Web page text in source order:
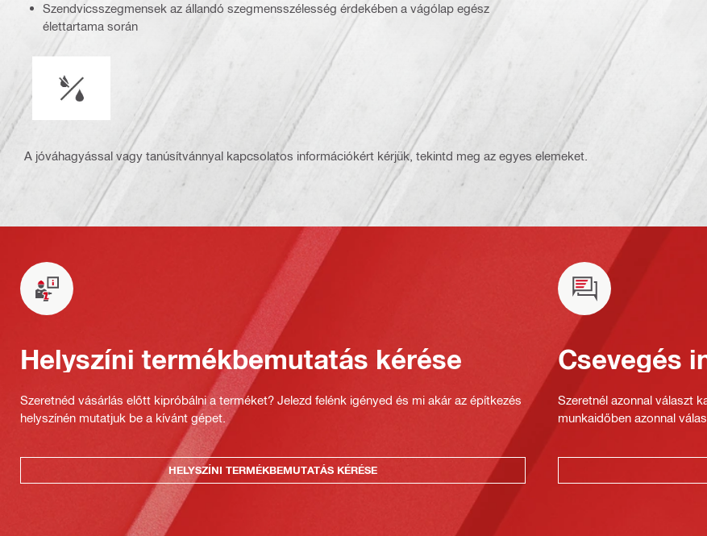
Szendvicsszegmensek az állandó szegmensszélesség érdekében a vágólap egész
élettartama során
A jóváhagyással vagy tanúsítvánnyal kapcsolatos információkért kérjük, tekintd meg az egyes elemeket.
Helyszíni termékbemutatás kérése
Szeretnéd vásárlás előtt kipróbálni a terméket? Jelezd felénk igényed és mi akár az építkezés
helyszínén mutatjuk be a kívánt gépet.
HELYSZÍNI TERMÉKBEMUTATÁS KÉRÉSE
Csevegés
Szeretnél azonnal választ
munkaidőben azonnal